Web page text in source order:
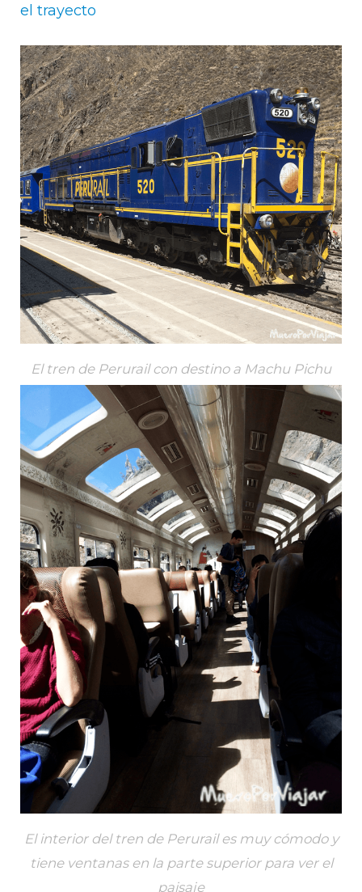
el trayecto
El tren de Perurail con destino a Machu Pichu
El interior del tren de Perurail es muy cómodo y
tiene ventanas en la parte superior para ver el
paisaje